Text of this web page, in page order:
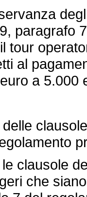
paragrafo
tour
al
a 5.000
clausole
che